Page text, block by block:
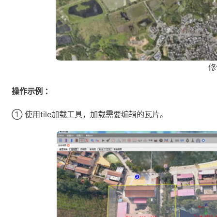
操作示例 ：
① 使用tile加载工具，加载需要编辑的瓦片。